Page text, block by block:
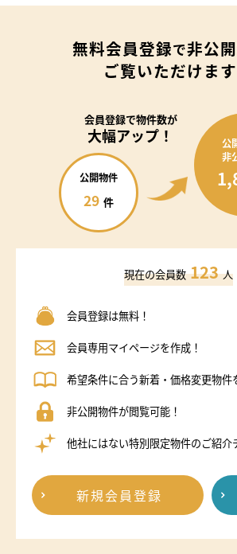
無料会員登録で非公
ご覧いただけます
会員登録で物件数が
大幅アップ！
公開物件
29 件
公
非
現在の会員数 123 人
会員登録は無料！
会員専用マイページを作成！
希望条件に合う新着・価格変更物件
非公開物件が閲覧可能！
他社にはない特別限定物件のご紹介
新規会員登録